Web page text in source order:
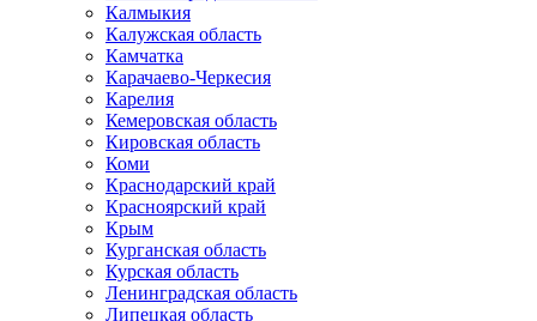
Калмыкия
Калужская область
Камчатка
Карачаево-Черкесия
Карелия
Кемеровская область
Кировская область
Коми
Краснодарский край
Красноярский край
Крым
Курганская область
Курская область
Ленинградская область
Липецкая область